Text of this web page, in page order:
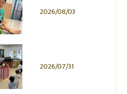
2026/08/03
2026/07/31